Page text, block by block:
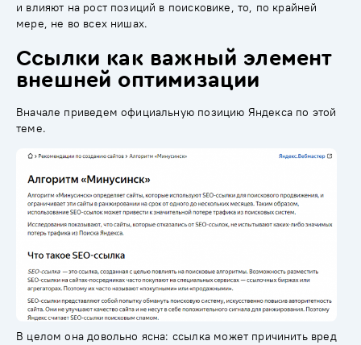
и влияют на рост позиций в поисковике, то, по крайней
мере, не во всех нишах.
Ссылки как важный элемент
внешней оптимизации
Вначале приведем официальную позицию Яндекса по этой
теме.
В целом она довольно ясна: ссылкаможет причинить вред